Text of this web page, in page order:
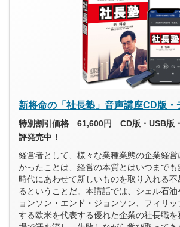
新将命の「社長塾」音声講座CD版・
特別割引価格 61,600円 CD版・USB版
評発売中！
経営者として、様々な業種業態の企業経
かったことは、経営の本質とはいつまでも
時代にあわせて新しいものを取り入れる
るということだ。本講話では、シェル石
ョンソン・エンド・ジョンソン、フィリッ
する欧米を代表する優れた企業の社長職